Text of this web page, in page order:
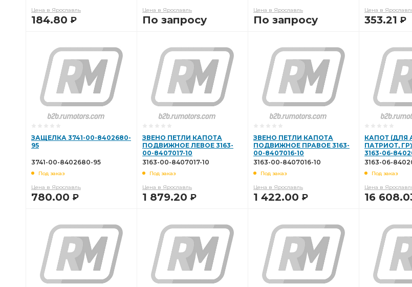
Цена в Ярославль
184.80 Р
Цена в Ярославль
По запросу
Цена в Ярославль
По запросу
Цена в
353.21 Р
ЗАЩЕЛКА 3741-00-8402680-
95
3741-00-8402680-95
Под заказ
Цена в Ярославль
780.00 Р
ЗВЕНО ПЕТЛИ КАПОТА
ПОДВИЖНОЕ ЛЕВОЕ 3163-
00-8407017-10
3163-00-8407017-10
Под заказ
Цена в Ярославль
1 879.20 Р
ЗВЕНО ПЕТЛИ КАПОТА
ПОДВИЖНОЕ ПРАВОЕ 3163-
00-8407016-10
3163-00-8407016-10
Под заказ
Цена в Ярославль
1 422.00 Р
КАПОТ (ДЛЯ
ПАТРИОТ,
3163-06-
3163-06-
Под заказ
Цена в
16